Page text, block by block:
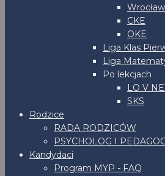
CKE
OKE
Liga Klas
Liga
Po lekcjach
LO V
SKS
Rodzice
RADA RODZICÓW
PSYCHOLOG I
Kandydaci
Program MYP - FAQ